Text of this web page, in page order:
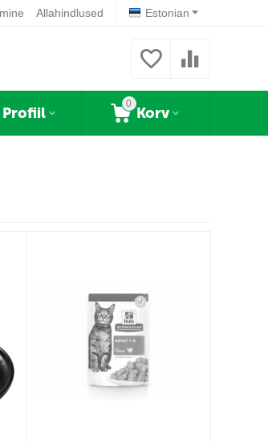
Estonian
Allahindlused
0
Korv
Profiil